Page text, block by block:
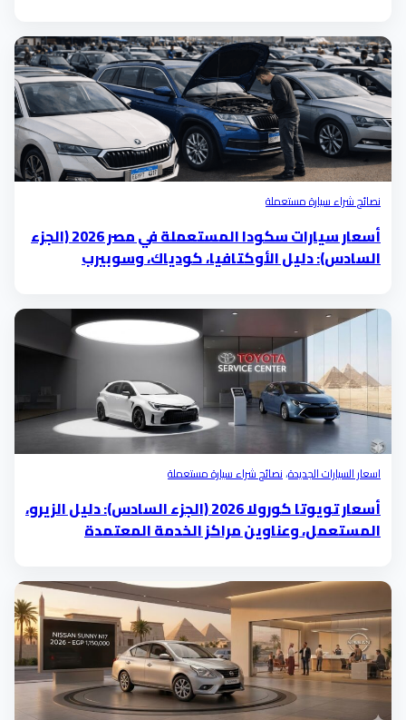
نصائح شراء سيارة مستعملة
أسعار سيارات سكودا المستعملة في مصر 2026 (الجزء
السادس): دليل الأوكتافيا، كودياك، وسوبيرب
اسعار السيارات الجديدة،نصائح شراء سيارة مستعملة
أسعار تويوتا كورولا 2026 (الجزء السادس): دليل الزيرو،
المستعمل، وعناوين مراكز الخدمة المعتمدة